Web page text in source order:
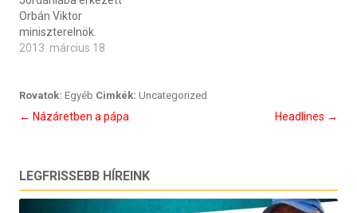
Orbán Viktor
miniszterelnök.
2013. március 18
Rovatok: Egyéb Cimkék: Uncategorized
Bejegyzés
← Názáretben a pápa Headlines →
LEGFRISSEBB HÍREINK